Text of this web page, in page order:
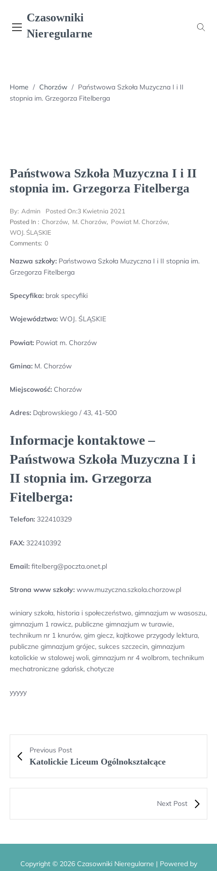
content
Czasowniki
Nieregularne
Home / Chorzów / Państwowa Szkoła Muzyczna I i II
stopnia im. Grzegorza Fitelberga
Państwowa Szkoła Muzyczna I i II
stopnia im. Grzegorza Fitelberga
By: Admin Posted On:3 Kwietnia 2021
Posted In : Chorzów, M. Chorzów, Powiat M. Chorzów,
WOJ. ŚLĄSKIE
Comments: 0
Nazwa szkoły: Państwowa Szkoła Muzyczna I i II stopnia im.
Grzegorza Fitelberga
Specyfika: brak specyfiki
Województwo: WOJ. ŚLĄSKIE
Powiat: Powiat m. Chorzów
Gmina: M. Chorzów
Miejscowość: Chorzów
Adres: Dąbrowskiego / 43, 41-500
Informacje kontaktowe –
Państwowa Szkoła Muzyczna I i
II stopnia im. Grzegorza
Fitelberga:
Telefon: 322410329
FAX: 322410392
Email: fitelberg@poczta.onet.pl
Strona www szkoły: www.muzyczna.szkola.chorzow.pl
winiary szkoła, historia i społeczeństwo, gimnazjum w wasoszu,
gimnazjum 1 rawicz, publiczne gimnazjum w turawie,
technikum nr 1 knurów, gim giecz, kajtkowe przygody lektura,
publiczne gimnazjum grójec, sukces szczecin, gimnazjum
katolickie w stalowej woli, gimnazjum nr 4 wolbrom, technikum
mechatroniczne gdańsk, chotycze
yyyyy
Previous Post
Katolickie Liceum Ogólnokształcące
Next Post
Copyright © 2026 Czasowniki Nieregularne | Powered by